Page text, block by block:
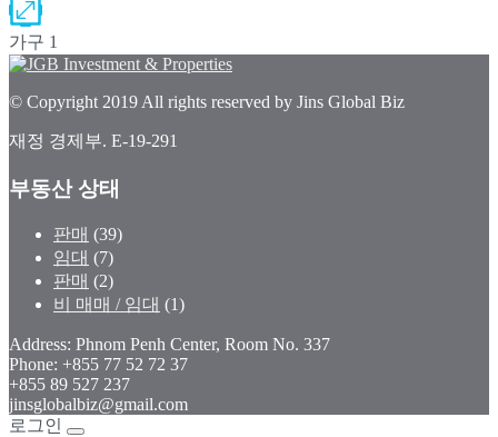
가구 1
© Copyright 2019 All rights reserved by Jins Global Biz
재정 경제부. E-19-291
부동산 상태
판매 (39)
임대 (7)
판매 (2)
비 매매 / 임대 (1)
Address: Phnom Penh Center, Room No. 337
Phone: +855 77 52 72 37
+855 89 527 237
jinsglobalbiz@gmail.com
로그인